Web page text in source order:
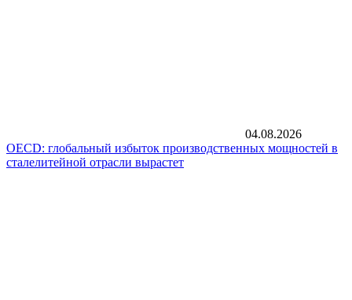
04.08.2026
OECD: глобальный избыток производственных мощностей в
сталелитейной отрасли вырастет